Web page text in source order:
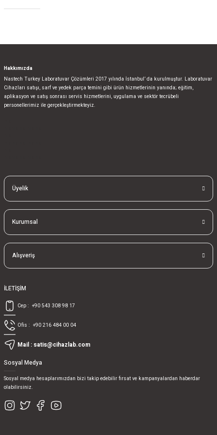
Hakkımızda
Nastech Turkey Laboratuvar Çözümleri 2017 yılında İstanbul’ da kurulmuştur. Laboratuvar
Cihazları satışı, sarf ve yedek parça temini gibi ürün hizmetlerinin yanında; eğitim,
aplikasyon ve satış sonrası servis hizmetlerini, uygulama ve sektör tecrübeli
personellerimiz ile gerçekleştirmekteyiz.
Üyelik
Kurumsal
Alışveriş
İLETİŞİM
Cep : +90 543 308 98 17
Ofis : +90 216 484 00 04
Mail : satis@cihazlab.com
Sosyal Medya
Sosyal medya hesaplarımızdan bizi takip edebilir fırsat ve kampanyalardan haberdar
olabilirsiniz.